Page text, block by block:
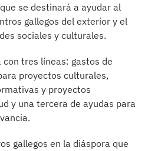
se destinará a ayudar al
gallegos del exterior y el
sociales y culturales.
tres líneas: gastos de
proyectos culturales,
y proyectos
y una tercera de ayudas para
gallegos en la diáspora que